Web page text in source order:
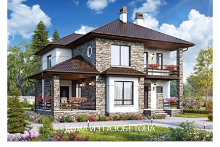
ДОМА ИЗ ГАЗОБЕТОНА